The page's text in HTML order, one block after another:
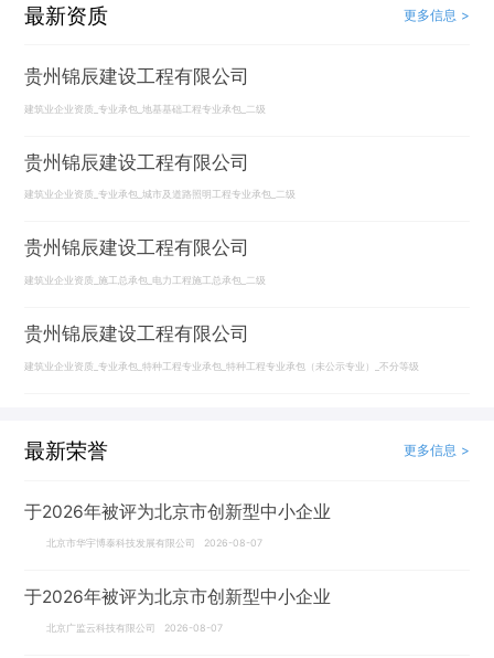
最新资质 更多信息 >
贵州锦辰建设工程有限公司
建筑业企业资质_专业承包_地基基础工程专业承包_二级
贵州锦辰建设工程有限公司
建筑业企业资质_专业承包_城市及道路照明工程专业承包_二级
贵州锦辰建设工程有限公司
建筑业企业资质_施工总承包_电力工程施工总承包_二级
贵州锦辰建设工程有限公司
建筑业企业资质_专业承包_特种工程专业承包_特种工程专业承包（未公示专业）_不分等级
最新荣誉 更多信息 >
于2026年被评为北京市创新型中小企业
北京市华宇博泰科技发展有限公司 2026-08-07
于2026年被评为北京市创新型中小企业
北京广监云科技有限公司 2026-08-07